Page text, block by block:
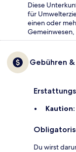
Diese
für
einen oder
Gebühren
Kaution:
Du wirst